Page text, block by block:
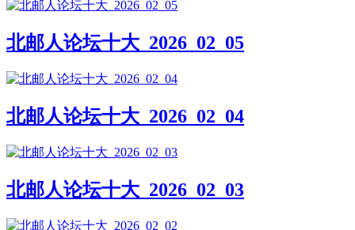
北邮人论坛十大_2026_02_05
北邮人论坛十大_2026_02_04
北邮人论坛十大_2026_02_03